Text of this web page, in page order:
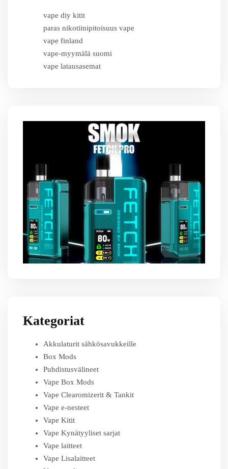
vape diy kitit
paras nikotiinipitoisuus vape
vape finland
vape-myymälä suomi
vape latausasemat
Kategoriat
Akkulaturit sähkösavukkeille
Box Mods
Puhdistusvälineet
Vape Box Mods
Vape Clearomizerit & Tankit
Vape e-nesteet
Vape Kitit
Vape Kynätyyliset sarjat
Vape laitteet
Vape Lisalaitteet